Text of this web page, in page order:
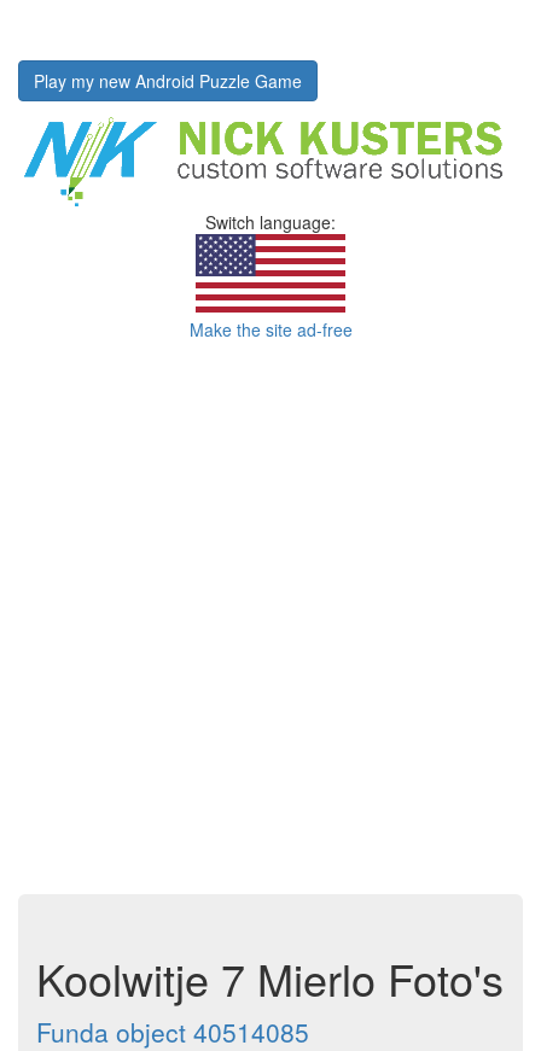
Play my new Android Puzzle Game
Switch language:
Make the site ad-free
Koolwitje 7 Mierlo Foto's
Funda object 40514085